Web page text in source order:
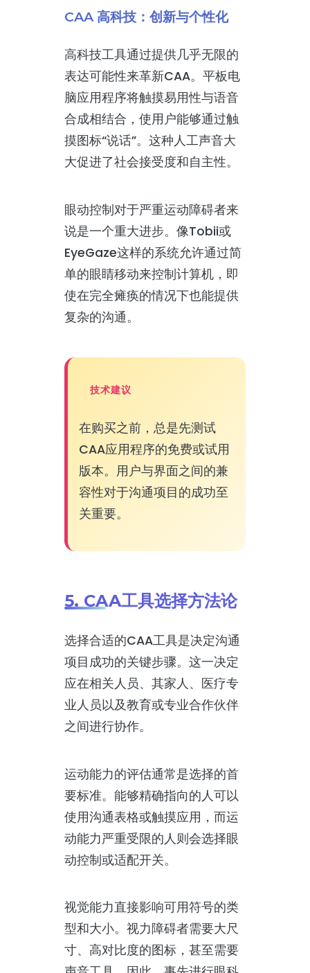
CAA 高科技：创新与个性化
高科技工具通过提供几乎无限的
表达可能性来革新CAA。平板电
脑应用程序将触摸易用性与语音
合成相结合，使用户能够通过触
摸图标“说话”。这种人工声音大
大促进了社会接受度和自主性。
眼动控制对于严重运动障碍者来
说是一个重大进步。像Tobii或
EyeGaze这样的系统允许通过简
单的眼睛移动来控制计算机，即
使在完全瘫痪的情况下也能提供
复杂的沟通。
技术建议
在购买之前，总是先测试
CAA应用程序的免费或试用
版本。用户与界面之间的兼
容性对于沟通项目的成功至
关重要。
5. CAA工具选择方法论
选择合适的CAA工具是决定沟通
项目成功的关键步骤。这一决定
应在相关人员、其家人、医疗专
业人员以及教育或专业合作伙伴
之间进行协作。
运动能力的评估通常是选择的首
要标准。能够精确指向的人可以
使用沟通表格或触摸应用，而运
动能力严重受限的人则会选择眼
动控制或适配开关。
视觉能力直接影响可用符号的类
型和大小。视力障碍者需要大尺
寸、高对比度的图标，甚至需要